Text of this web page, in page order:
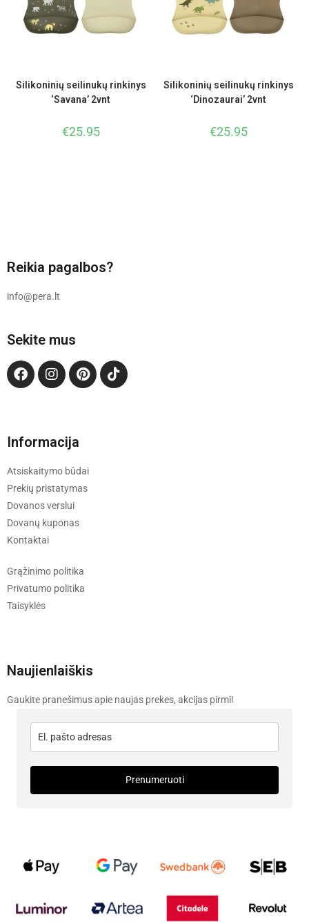
Silikoninių seilinukų rinkinys
‘Savana’ 2vnt
€25.95
Silikoninių seilinukų rinkinys
‘Dinozaurai’ 2vnt
€25.95
Reikia pagalbos?
info@pera.lt
Sekite mus
Informacija
Atsiskaitymo būdai
Prekių pristatymas
Dovanos verslui
Dovanų kuponas
Kontaktai
Grąžinimo politika
Privatumo politika
Taisyklės
Naujienlaiškis
Gaukite pranešimus apie naujas prekes, akcijas pirmi!
Prenumeruoti